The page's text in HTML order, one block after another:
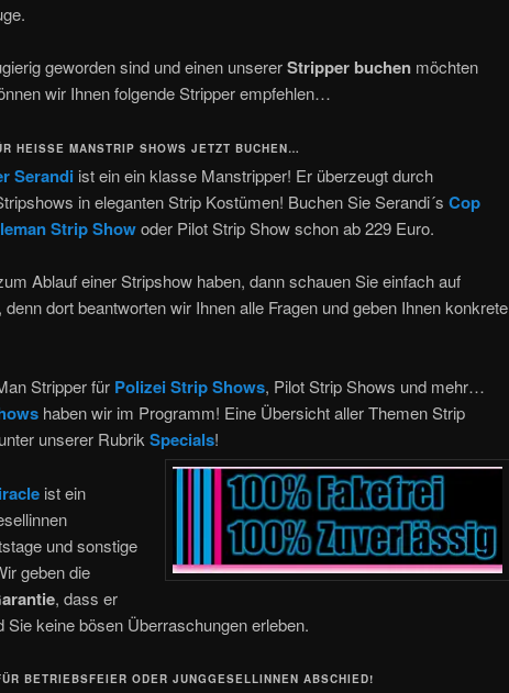
geworden sind und einen unsererStripper buchenmöchten
wir Ihnen folgende Stripper empfehlen…
HEISSE MANSTRIP SHOWS JETZT BUCHEN…
Serandiist ein ein klasse Manstripper! Er überzeugt durch
in eleganten Strip Kostümen! Buchen Sie Serandi´s Cop
Strip Showoder Pilot Strip Show schon ab 229 Euro.
Ablauf einer Stripshow haben, dann schauen Sie einfach auf
denn dort beantworten wir Ihnen alle Fragen und geben Ihnen konkrete
Stripper für Polizei Strip Shows, Pilot Strip Shows und mehr…
haben wir im Programm! Eine Übersicht aller Themen Strip
unserer RubrikSpecials!
ist ein
und sonstige
geben die
, dass er
Sie keine bösen Überraschungen erleben.
BETRIEBSFEIER ODER JUNGGESELLINNEN ABSCHIED!